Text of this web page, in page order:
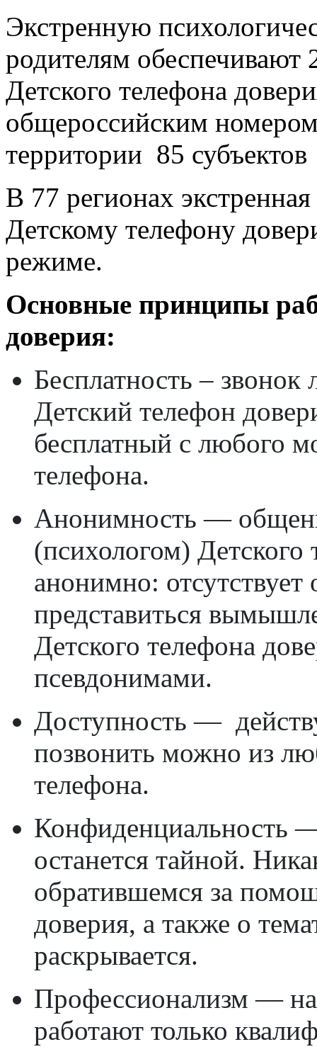
Экстренную
родителям
Детского телефона
общероссийским
территории 85
В 77 регионах
Детскому телефону
режиме.
Основные принципы
доверия:
Бесплатность –
Детский телефон
бесплатный с любого
телефона.
Анонимность —
(психологом)
анонимно:
представиться
Детского телефона
псевдонимами.
Доступность —
позвонить можно из
телефона.
Конфиденциальность
останется тайной.
обратившемся за
доверия, а также о
раскрывается.
Профессионализм —
работают только